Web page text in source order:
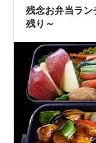
た高齢の土地の
頼まれた作りやす
残念お弁当ラ
残り～